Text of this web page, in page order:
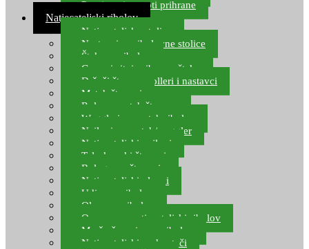
Provjereni recepti prihrane
Natjecateljski ribolov
Natjecateljske stolice
Nastavci za ribolovne stolice
Šteke za ribolov
Gume i sitni pribor za šteku
Držači štapova rolleri i nastavci
Match štapovi
Role za match štapove
Waggleri za match ribolov
Najloni za match/waggler
Natjecateljski najloni
Teleskopski štapovi
Bolognese štapovi
Natjecateljski plovci
Udice za ribolov
Olovo za ribolov
Oprema za natjecateljski ribolov
Mreže čuvarice za ribolov
Natjecateljski podmetači